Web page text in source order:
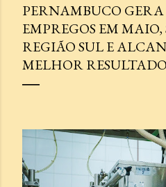
PERNAMBUCO
EMPREGOS EM
REGIÃO SUL E
MELHOR